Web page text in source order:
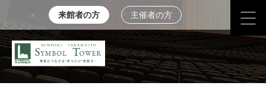
来館者の方 主催者の方